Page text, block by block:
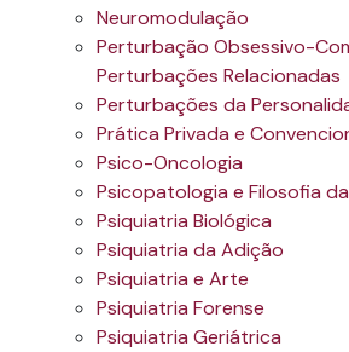
Neuromodulação
Perturbação Obsessivo-
Perturbações Relacionadas
Perturbações da
Prática Privada e
Psico-Oncologia
Psicopatologia e Filosofia
Psiquiatria Biológica
Psiquiatria da Adição
Psiquiatria e Arte
Psiquiatria Forense
Psiquiatria Geriátrica